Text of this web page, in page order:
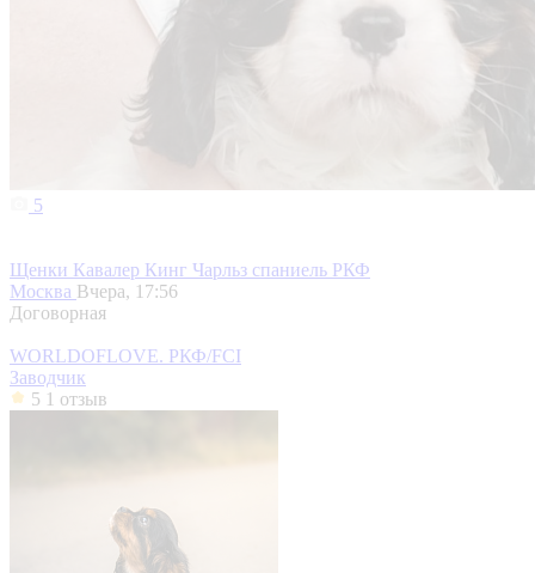
5
Щенки Кавалер Кинг Чарльз спаниель РКФ
Москва Вчера, 17:56
Договорная
WORLDOFLOVE. РКФ/FCI
Заводчик
5 1 отзыв